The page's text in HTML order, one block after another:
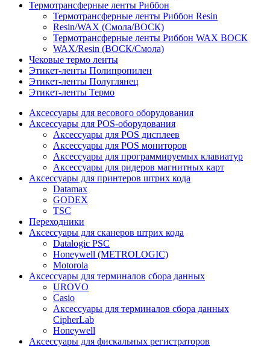
Термотрансферные ленты Риббон
Термотрансферные ленты Риббон Resin
Resin/WAX (Смола/ВОСК)
Термотрансферные ленты Риббон WAX ВОСК
WAX/Resin (ВОСК/Смола)
Чековые термо ленты
Этикет-ленты Полипропилен
Этикет-ленты Полуглянец
Этикет-ленты Термо
Аксессуары для весового оборудования
Аксессуары для POS-оборудования
Аксессуары для POS дисплеев
Аксессуары для POS мониторов
Аксессуары для программируемых клавиатур
Аксессуары для ридеров магнитных карт
Аксессуары для принтеров штрих кода
Datamax
GODEX
TSC
Переходники
Аксессуары для сканеров штрих кода
Datalogic PSC
Honeywell (METROLOGIC)
Motorola
Аксессуары для терминалов сбора данных
UROVO
Casio
Аксессуары для терминалов сбора данных
CipherLab
Honeywell
Аксессуары для фискальных регистраторов